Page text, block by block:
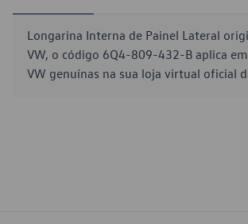
Longarina Interna de Painel Lateral
VW, o código 6Q4-809-432-B aplica em
VW genuínas na sua loja virtual oficial